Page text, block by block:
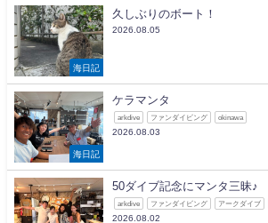
海日記
久しぶりのボート！
2026.08.05
海日記
ケラマンタ
arkdive ファンダイビング okinawa
2026.08.03
50ダイブ記念にマンタ三昧♪
arkdive ファンダイビング アークダイブ
2026.08.02